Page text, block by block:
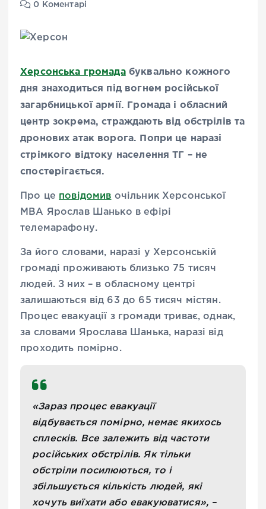
0 Коментарі
Херсонська громадабуквально кожного
дня знаходиться під вогнем російської
загарбницької армії. Громада і обласний
центр зокрема, страждають від обстрілів та
дронових атак ворога. Попри це наразі
стрімкого відтоку населення ТГ – не
спостерігається.
Про це повідомив очільник Херсонської
МВА Ярослав Шанько в ефірі
телемарафону.
За його словами, наразі у Херсонській
громаді проживають близько 75 тисяч
людей. З них – в обласному центрі
залишаються від 63 до 65 тисяч містян.
Процес евакуації з громади триває, однак,
за словами Ярослава Шанька, наразі від
проходить помірно.
«Зараз процес евакуації
відбувається помірно, немає якихось
сплесків. Все залежить від частоти
російських обстрілів. Як тільки
обстріли посилюються, то і
збільшується кількість людей, які
хочуть виїхати або евакуюватися», –